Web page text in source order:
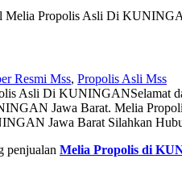
Melia Propolis Asli Di
Resmi Mss, Propolis Asli Mss
Asli Di KUNINGANSelamat
Jawa Barat. Melia
Jawa Barat Silahkan
penjualan Melia Propolis di